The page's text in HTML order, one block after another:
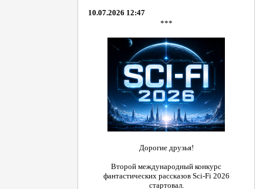
10.07.2026 12:47
***
Дорогие друзья!
Второй международный конкурс
фантастических рассказов Sci-Fi 2026
стартовал.